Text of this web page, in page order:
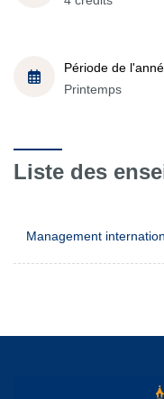
Période de
Printemps
Liste des
Management